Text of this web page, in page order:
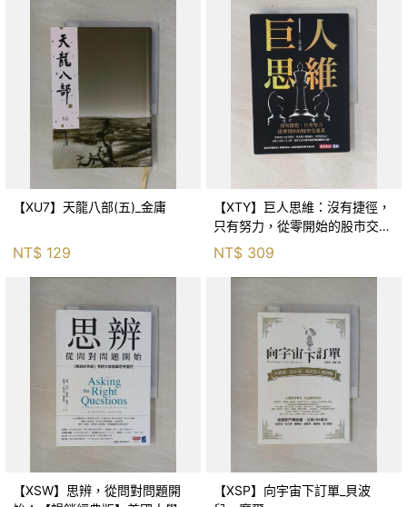
【XU7】天龍八部(五)_金庸
NT$ 129
【XTY】巨人思維：沒有捷徑，
只有努力，從零開始的股市交易
員_巨人傑
NT$ 309
【XSW】思辨，從問對問題開
【XSP】向宇宙下訂單_貝波